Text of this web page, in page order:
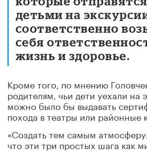
детьми на
соответственно
себя
жизнь и здоровье.
Кроме того, по мнению
родителям, чьи дети уехали на
можно было бы выдавать
похода в театры или районные
«Создать тем самым
что эти три простых шага как